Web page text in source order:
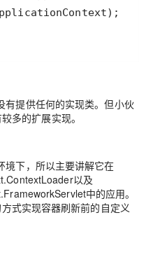
提供任何的实现类。但小伙
多的扩展实现。
境下，所以主要讲解它在
以及
中的应用。
式实现容器刷新前的自定义